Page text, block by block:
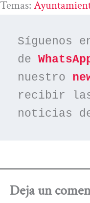
Temas:
Síguenos
de
nuestro
recibir
noticias
Deja un